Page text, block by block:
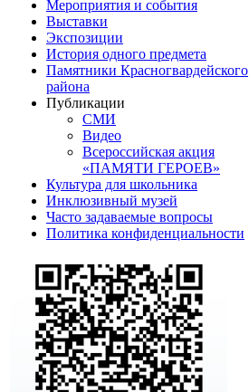
Мероприятия и события
Выставки
Экспозиции
История одного предмета
Памятники Красногвардейского
района
Публикации
СМИ
Видео
Всероссийская акция
«ПАМЯТИ ГЕРОЕВ»
Культура для школьника
Инклюзивный музей
Часто задаваемые вопросы
Политика конфиденциальности